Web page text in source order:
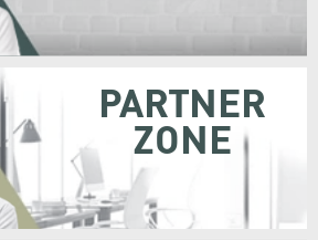
PARTNER
ZONE